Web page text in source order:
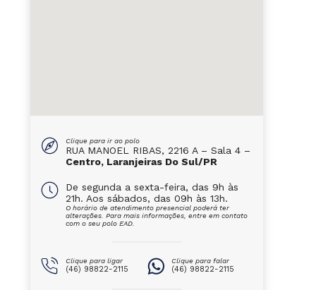
Clique para ir ao polo
RUA MANOEL RIBAS, 2216 A – Sala 4 –
Centro, Laranjeiras Do Sul/PR
De segunda a sexta-feira, das 9h às
21h. Aos sábados, das 09h às 13h.
O horário de atendimento presencial poderá ter
alterações. Para mais informações, entre em contato
com o seu polo EAD.
Clique para ligar
(46) 98822-2115
Clique para falar
(46) 98822-2115